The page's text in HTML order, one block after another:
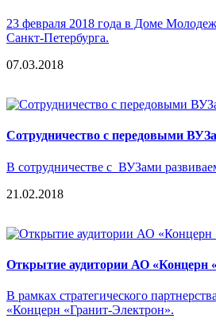
23 февраля 2018 года в Доме
Санкт-Петербурга.
07.03.2018
Сотрудничество с передовыми
В сотрудничестве с ВУЗами
21.02.2018
Открытие аудитории АО
В рамках стратегического
«Концерн «Гранит-Электрон».